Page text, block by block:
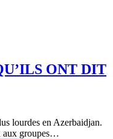
ONT DIT
lourdes en Azerbaidjan.
aux groupes…